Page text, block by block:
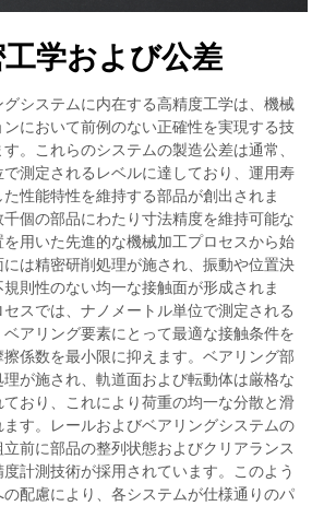
学および公差
システムに内在する高精度工学は、機械
において前例のない正確性を実現する技
。これらのシステムの製造公差は通常、
測定されるレベルに達しており、運用寿
性能特性を維持する部品が創出されま
個の部品にわたり寸法精度を維持可能な
用いた先進的な機械加工プロセスから始
は精密研削処理が施され、振動や位置決
則性のない均一な接触面が形成されま
スでは、ナノメートル単位で測定される
アリング要素にとって最適な接触条件を
係数を最小限に抑えます。ベアリング部
が施され、軌道面および転動体は厳格な
おり、これにより荷重の均一な分散と滑
す。レールおよびベアリングシステムの
前に部品の整列状態およびクリアランス
計測技術が採用されています。このよう
配慮により、各システムが仕様通りのパ